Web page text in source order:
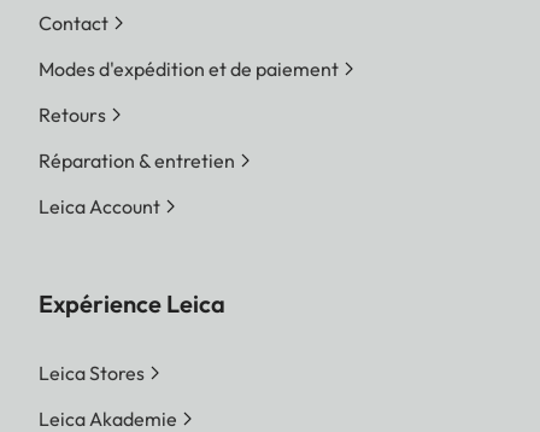
Contact
Modes d'expédition et de paiement
Retours
Réparation & entretien
Leica Account
Expérience Leica
Leica Stores
Leica Akademie